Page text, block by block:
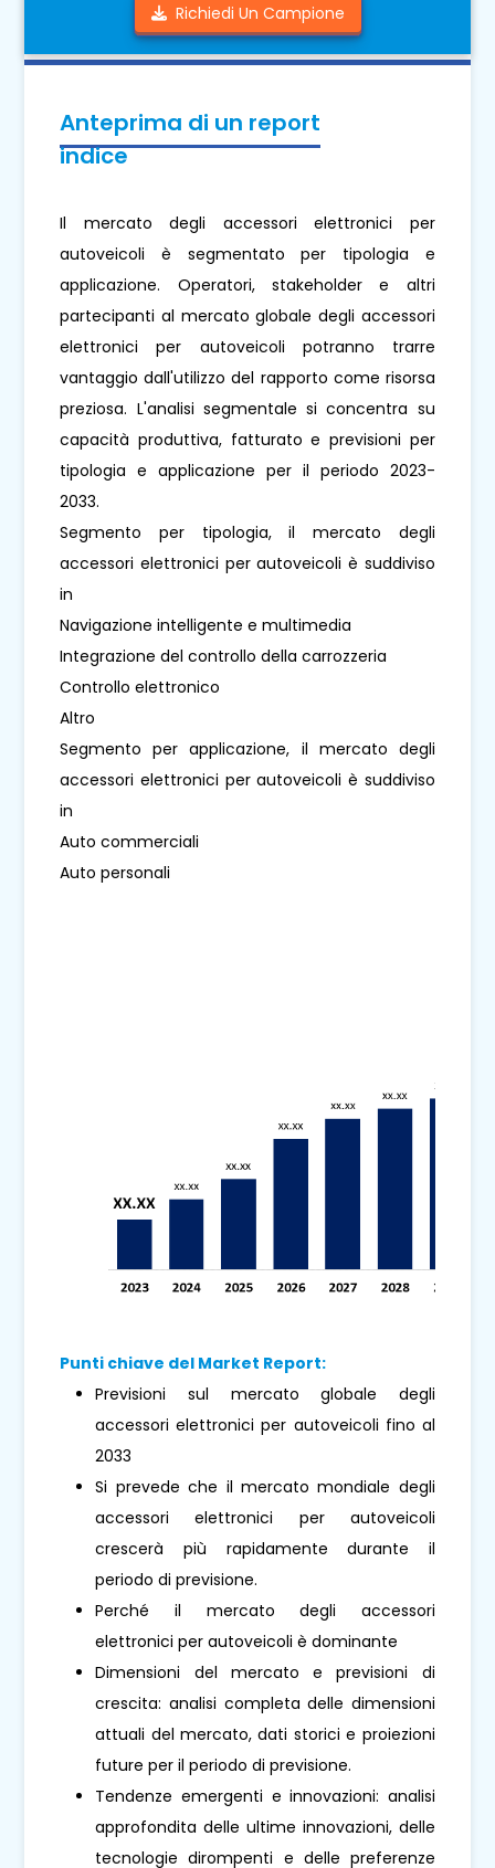
Richiedi Un Campione
Anteprima di un report
indice
Il mercato degli accessori elettronici per
autoveicoli è segmentato per tipologia e
applicazione. Operatori, stakeholder e altri
partecipanti al mercato globale degli accessori
elettronici per autoveicoli potranno trarre
vantaggio dall'utilizzo del rapporto come risorsa
preziosa. L'analisi segmentale si concentra su
capacità produttiva, fatturato e previsioni per
tipologia e applicazione per il periodo 2023-
2033.
Segmento per tipologia, il mercato degli
accessori elettronici per autoveicoli è suddiviso
in
Navigazione intelligente e multimedia
Integrazione del controllo della carrozzeria
Controllo elettronico
Altro
Segmento per applicazione, il mercato degli
accessori elettronici per autoveicoli è suddiviso
in
Auto commerciali
Auto personali
Punti chiave del Market Report:
Previsioni sul mercato globale degli
accessori elettronici per autoveicoli fino al
2033
Si prevede che il mercato mondiale degli
accessori elettronici per autoveicoli
crescerà più rapidamente durante il
periodo di previsione.
Perché il mercato degli accessori
elettronici per autoveicoli è dominante
Dimensioni del mercato e previsioni di
crescita: analisi completa delle dimensioni
attuali del mercato, dati storici e proiezioni
future per il periodo di previsione.
Tendenze emergenti e innovazioni: analisi
approfondita delle ultime innovazioni, delle
tecnologie dirompenti e delle preferenze